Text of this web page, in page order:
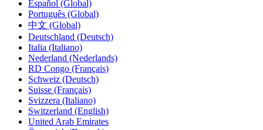
Español (Global)
Português (Global)
中文 (Global)
Deutschland (Deutsch)
Italia (Italiano)
Nederland (Nederlands)
RD Congo (Français)
Schweiz (Deutsch)
Suisse (Français)
Svizzera (Italiano)
Switzerland (English)
United Arab Emirates